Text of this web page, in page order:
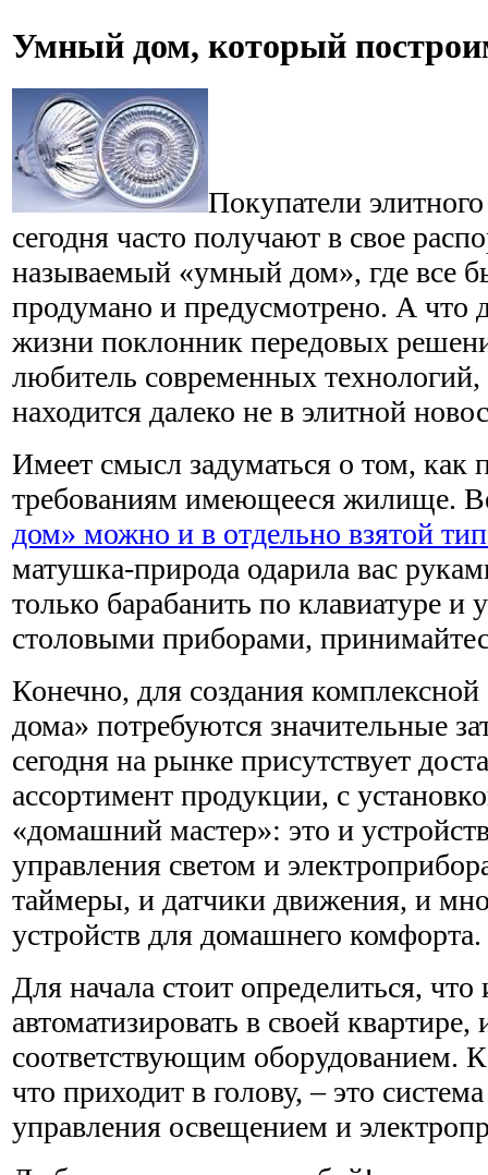
Умный дом, который
Покупатели
сегодня часто получают в свое
называемый «умный дом», где все
продумано и предусмотрено. А что
жизни поклонник передовых
любитель современных
находится далеко не в элитной
Имеет смысл задуматься о том, как
требованиям имеющееся жилище.
дом» можно и в отдельно взятой
матушка-природа одарила вас
только барабанить по клавиатуре и
столовыми приборами,
Конечно, для создания
дома» потребуются значительные
сегодня на рынке присутствует
ассортимент продукции, с
«домашний мастер»: это и
управления светом и
таймеры, и датчики движения, и
устройств для домашнего комфорта.
Для начала стоит определиться,
автоматизировать в своей квартире,
соответствующим оборудованием.
что приходит в голову, – это
управления освещением и